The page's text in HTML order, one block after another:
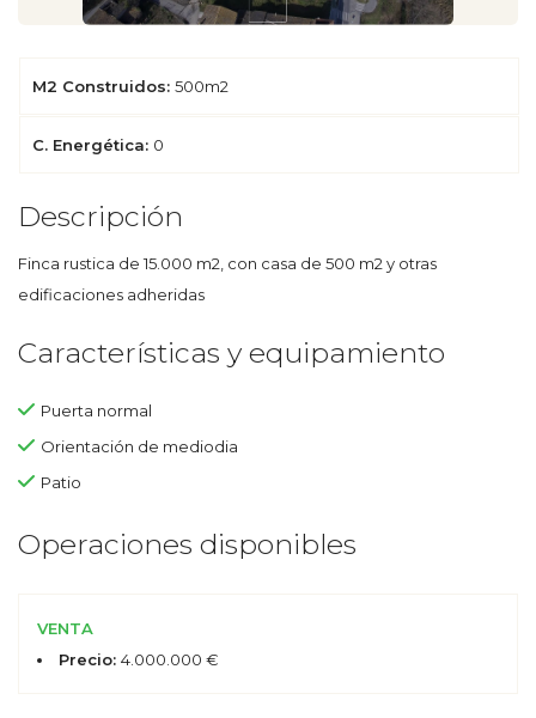
M2 Construidos: 500m2
C. Energética: 0
Descripción
Finca rustica de 15.000 m2, con casa de 500 m2 y otras
edificaciones adheridas
Características y equipamiento
Puerta normal
Orientación de mediodia
Patio
Operaciones disponibles
VENTA
Precio: 4.000.000 €